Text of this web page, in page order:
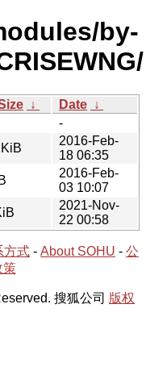
by-
↓ Date ↓
-
2016-Feb-
18 06:35
2016-Feb-
03 10:07
2021-Nov-
22 00:58
方式 - About SOHU - 公
策
搜狐公司 版权